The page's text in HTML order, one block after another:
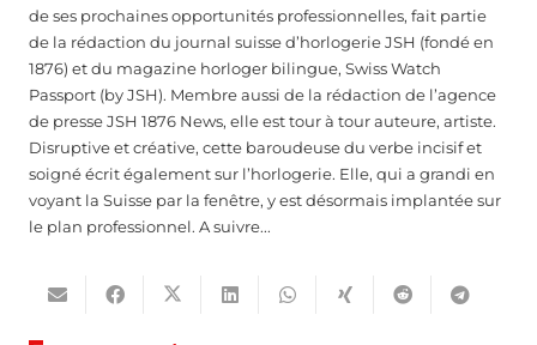
de ses prochaines opportunités professionnelles, fait partie
de la rédaction du journal suisse d’horlogerie JSH (fondé en
1876) et du magazine horloger bilingue, Swiss Watch
Passport (by JSH). Membre aussi de la rédaction de l’agence
de presse JSH 1876 News, elle est tour à tour auteure, artiste.
Disruptive et créative, cette baroudeuse du verbe incisif et
soigné écrit également sur l’horlogerie. Elle, qui a grandi en
voyant la Suisse par la fenêtre, y est désormais implantée sur
le plan professionnel. A suivre...